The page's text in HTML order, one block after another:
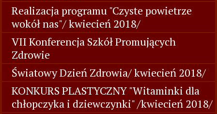
Realizacja programu "Czyste powietrze
wokół nas"/ kwiecień 2018/
VII Konferencja Szkół Promujących
Zdrowie
Światowy Dzień Zdrowia/ kwiecień 2018/
KONKURS PLASTYCZNY "Witaminki dla
chłopczyka i dziewczynki" /kwiecień 2018/